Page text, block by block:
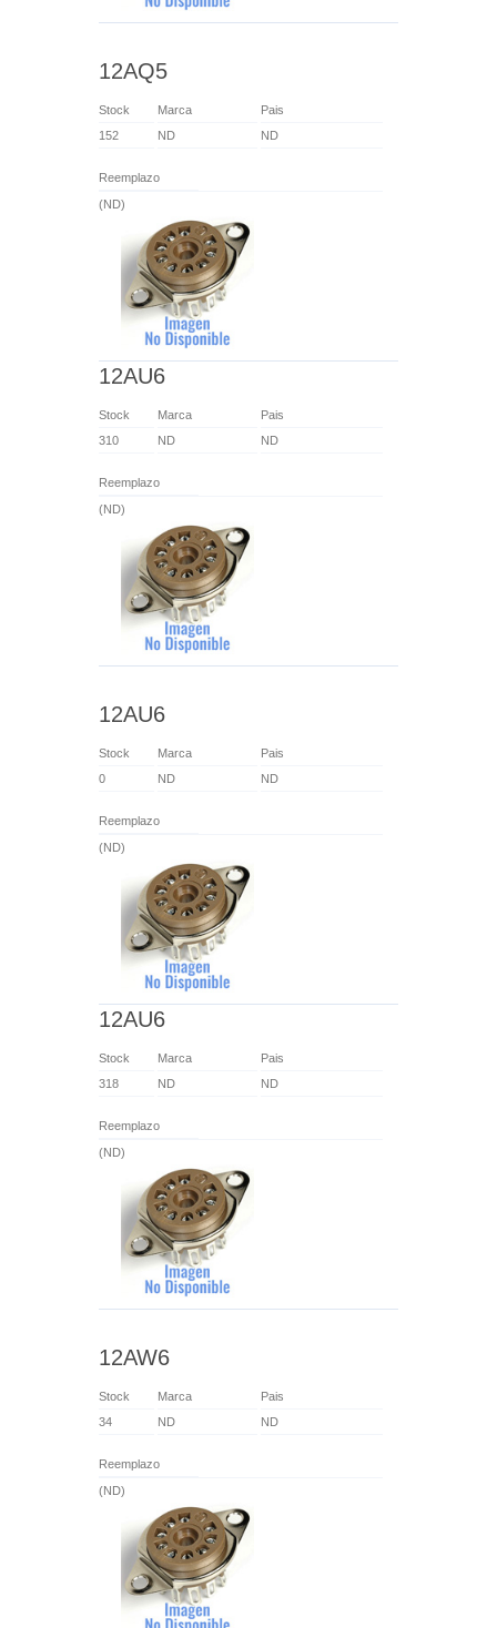
12AQ5
Stock Marca
Pais
152
ND ND
Reemplazo
(ND)
12AU6
Stock Marca
Pais
310
ND ND
Reemplazo
(ND)
12AU6
Stock Marca
Pais
0
ND ND
Reemplazo
(ND)
12AU6
Stock Marca
Pais
318
ND ND
Reemplazo
(ND)
12AW6
Stock Marca
Pais
34
ND ND
Reemplazo
(ND)